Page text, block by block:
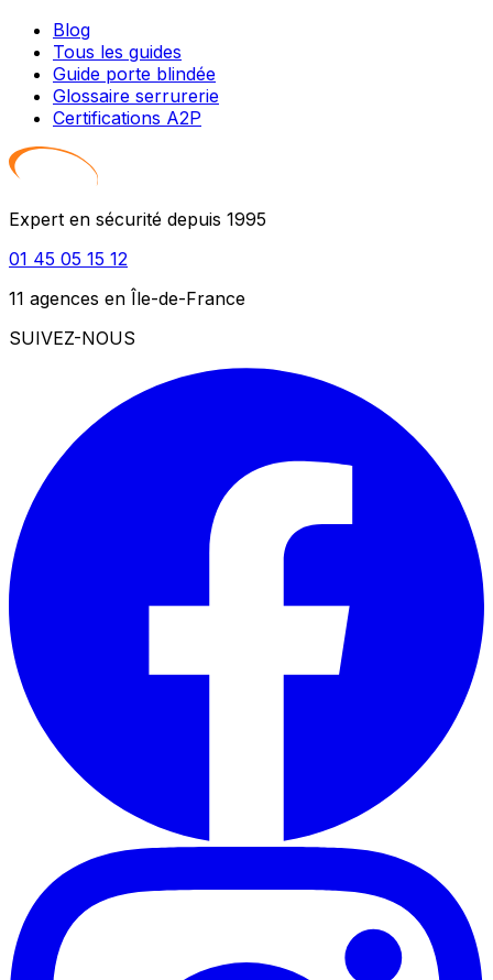
Blog
Tous les guides
Guide porte blindée
Glossaire serrurerie
Certifications A2P
Expert en sécurité depuis 1995
01 45 05 15 12
11 agences en Île-de-France
SUIVEZ-NOUS